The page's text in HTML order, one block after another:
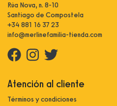
Rúa Nova, n. 8-10
Santiago de Compostela
+34 881 16 37 23
info@merlinefamilia-tienda.com
Atención al cliente
Términos y condiciones